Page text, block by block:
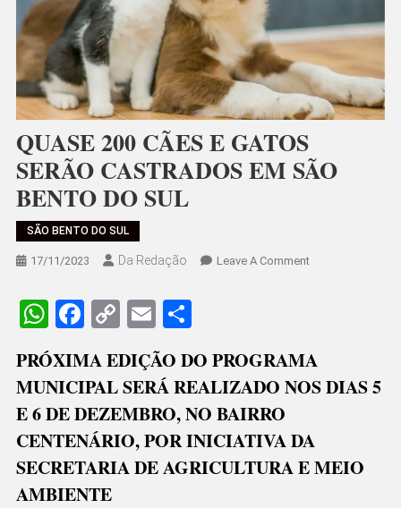
QUASE 200 CÃES E GATOS
SERÃO CASTRADOS EM SÃO
BENTO DO SUL
SÃO BENTO DO SUL
17/11/2023 Da Redação Leave A CommentOn
GATOS
SERÃO
SÃO
BENTO
WhatsApp
Facebook
Copy
Link
EmailShare
PRÓXIMA EDIÇÃO DO PROGRAMA
MUNICIPAL SERÁ REALIZADO NOS DIAS 5
E 6 DE DEZEMBRO, NO BAIRRO
CENTENÁRIO, POR INICIATIVA DA
SECRETARIA DE AGRICULTURA E MEIO
AMBIENTE